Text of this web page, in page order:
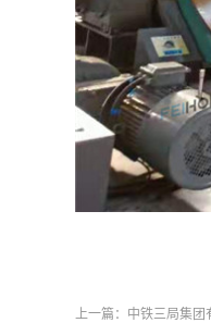
上一篇： 中铁三局集团